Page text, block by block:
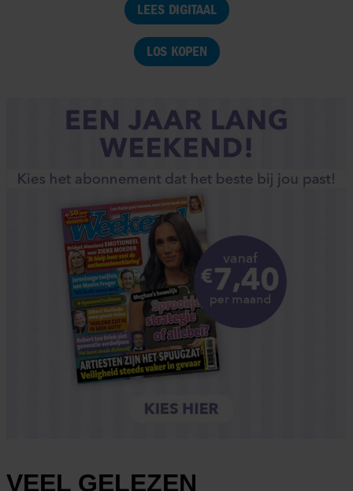
LEES DIGITAAL
LOS KOPEN